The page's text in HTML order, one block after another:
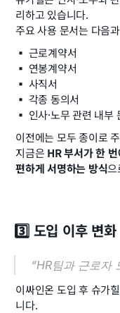
리하고 있습니다.
주요 사용 문서는 다음
▪️ 근로계약서
▪️ 연봉계약서
▪️ 사직서
▪️ 각종 동의서
▪️ 인사·노무 관련 내부
이전에는 모두 종이로
지금은 HR 부서가 한
편하게 서명하는 방식으
3️⃣ 도입 이후 변화
“HR팀과 근로자
이싸인온 도입 후 슈가
니다.